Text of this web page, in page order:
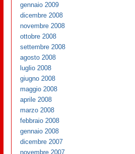
gennaio 2009
dicembre 2008
novembre 2008
ottobre 2008
settembre 2008
agosto 2008
luglio 2008
giugno 2008
maggio 2008
aprile 2008
marzo 2008
febbraio 2008
gennaio 2008
dicembre 2007
novembre 2007